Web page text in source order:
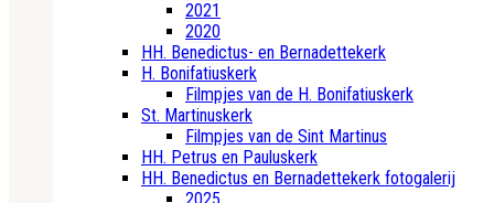
2021
2020
HH. Benedictus- en Bernadettekerk
H. Bonifatiuskerk
Filmpjes van de H. Bonifatiuskerk
St. Martinuskerk
Filmpjes van de Sint Martinus
HH. Petrus en Pauluskerk
HH. Benedictus en Bernadettekerk fotogalerij